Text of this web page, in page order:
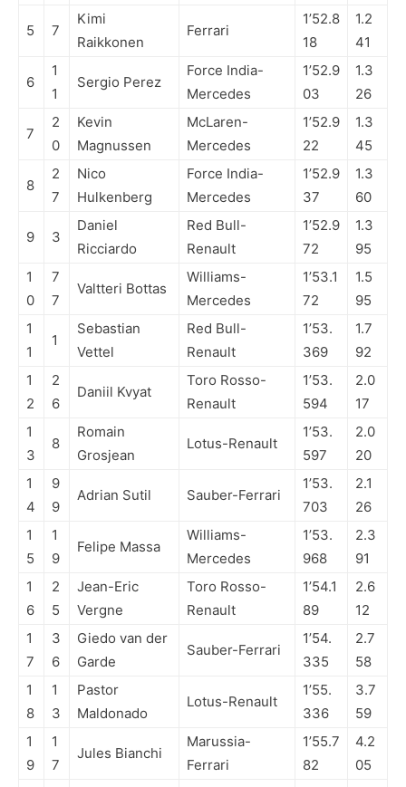
5 7
Kimi
Raikkonen
Ferrari
1’52.8
18
1.2
41
6
1
1
Sergio Perez
Force India-
Mercedes
1’52.9
03
1.3
26
7
2
0
Kevin
Magnussen
McLaren-
Mercedes
1’52.9
22
1.3
45
8
2
7
Nico
Hulkenberg
Force India-
Mercedes
1’52.9
37
1.3
60
9 3
Daniel
Ricciardo
Red Bull-
Renault
1’52.9
72
1.3
95
1
0
7
7
Valtteri Bottas
Williams-
Mercedes
1’53.1
72
1.5
95
1
1
1
Sebastian
Vettel
Red Bull-
Renault
1’53.
369
1.7
92
1
2
2
6
Daniil Kvyat
Toro Rosso-
Renault
1’53.
594
2.0
17
1
3
8
Romain
Grosjean
Lotus-Renault
1’53.
597
2.0
20
1
4
9
9
Adrian Sutil Sauber-Ferrari
1’53.
703
2.1
26
1
5
1
9
Felipe Massa
Williams-
Mercedes
1’53.
968
2.3
91
1
6
2
5
Jean-Eric
Vergne
Toro Rosso-
Renault
1’54.1
89
2.6
12
1
7
3
6
Giedo van der
Garde
Sauber-Ferrari
1’54.
335
2.7
58
1
8
1
3
Pastor
Maldonado
Lotus-Renault
1’55.
336
3.7
59
1
9
1
7
Jules Bianchi
Marussia-
Ferrari
1’55.7
82
4.2
05